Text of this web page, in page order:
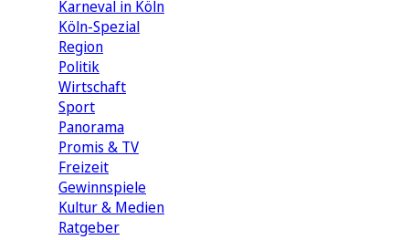
Karneval in Köln
Köln-Spezial
Region
Politik
Wirtschaft
Sport
Panorama
Promis & TV
Freizeit
Gewinnspiele
Kultur & Medien
Ratgeber